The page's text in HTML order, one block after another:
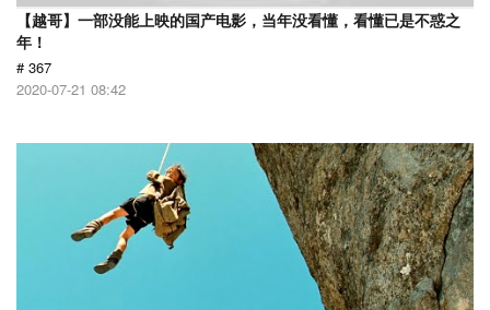
【越哥】一部没能上映的国产电影，当年没看懂，看懂已是不惑之
年！
# 367
2020-07-21 08:42